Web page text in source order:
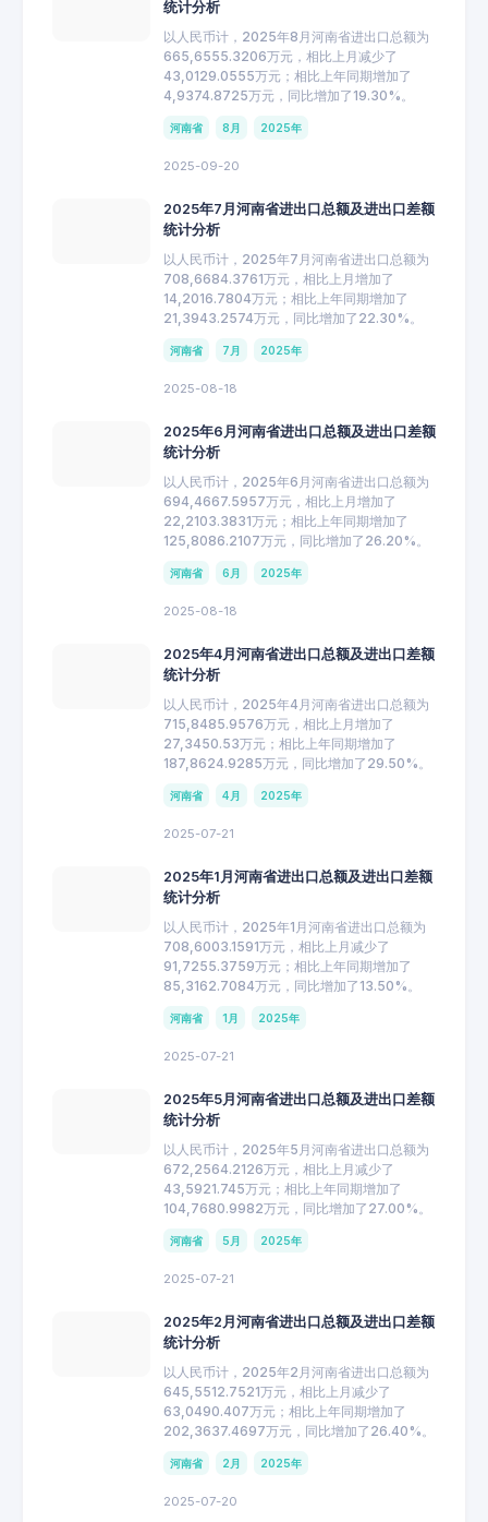
统计分析
以人民币计，2025年8月河南省进出口总额为
665,6555.3206万元，相比上月减少了
43,0129.0555万元；相比上年同期增加了
4,9374.8725万元，同比增加了19.30%。
河南省 8月 2025年
2025-09-20
2025年7月河南省进出口总额及进出口差额
统计分析
以人民币计，2025年7月河南省进出口总额为
708,6684.3761万元，相比上月增加了
14,2016.7804万元；相比上年同期增加了
21,3943.2574万元，同比增加了22.30%。
河南省 7月 2025年
2025-08-18
2025年6月河南省进出口总额及进出口差额
统计分析
以人民币计，2025年6月河南省进出口总额为
694,4667.5957万元，相比上月增加了
22,2103.3831万元；相比上年同期增加了
125,8086.2107万元，同比增加了26.20%。
河南省 6月 2025年
2025-08-18
2025年4月河南省进出口总额及进出口差额
统计分析
以人民币计，2025年4月河南省进出口总额为
715,8485.9576万元，相比上月增加了
27,3450.53万元；相比上年同期增加了
187,8624.9285万元，同比增加了29.50%。
河南省 4月 2025年
2025-07-21
2025年1月河南省进出口总额及进出口差额
统计分析
以人民币计，2025年1月河南省进出口总额为
708,6003.1591万元，相比上月减少了
91,7255.3759万元；相比上年同期增加了
85,3162.7084万元，同比增加了13.50%。
河南省 1月 2025年
2025-07-21
2025年5月河南省进出口总额及进出口差额
统计分析
以人民币计，2025年5月河南省进出口总额为
672,2564.2126万元，相比上月减少了
43,5921.745万元；相比上年同期增加了
104,7680.9982万元，同比增加了27.00%。
河南省 5月 2025年
2025-07-21
2025年2月河南省进出口总额及进出口差额
统计分析
以人民币计，2025年2月河南省进出口总额为
645,5512.7521万元，相比上月减少了
63,0490.407万元；相比上年同期增加了
202,3637.4697万元，同比增加了26.40%。
河南省 2月 2025年
2025-07-20